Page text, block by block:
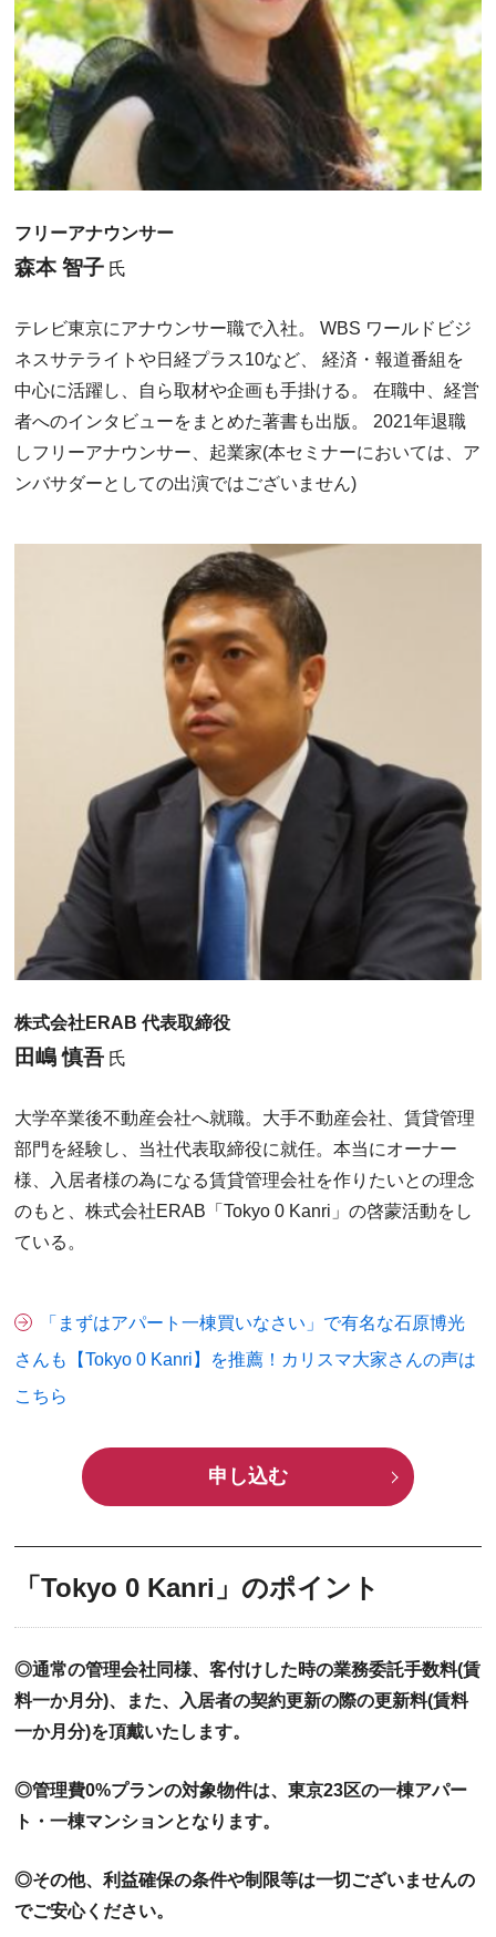
フリーアナウンサー
森本 智子 氏
テレビ東京にアナウンサー職で入社。 WBS ワールドビジ
ネスサテライトや日経プラス10など、 経済・報道番組を
中心に活躍し、自ら取材や企画も手掛ける。 在職中、経営
者へのインタビューをまとめた著書も出版。 2021年退職
しフリーアナウンサー、起業家(本セミナーにおいては、ア
ンバサダーとしての出演ではございません)
株式会社ERAB 代表取締役
田嶋 慎吾 氏
大学卒業後不動産会社へ就職。大手不動産会社、賃貸管理
部門を経験し、当社代表取締役に就任。本当にオーナー
様、入居者様の為になる賃貸管理会社を作りたいとの理念
のもと、株式会社ERAB「Tokyo 0 Kanri」の啓蒙活動をし
ている。
「まずはアパート一棟買いなさい」で有名な石原博光
さんも【Tokyo 0 Kanri】を推薦！カリスマ大家さんの声は
こちら
申し込む
「Tokyo 0 Kanri」のポイント
◎通常の管理会社同様、客付けした時の業務委託手数料(賃
料一か月分)、また、入居者の契約更新の際の更新料(賃料
一か月分)を頂戴いたします。
◎管理費0%プランの対象物件は、東京23区の一棟アパー
ト・一棟マンションとなります。
◎その他、利益確保の条件や制限等は一切ございませんの
でご安心ください。